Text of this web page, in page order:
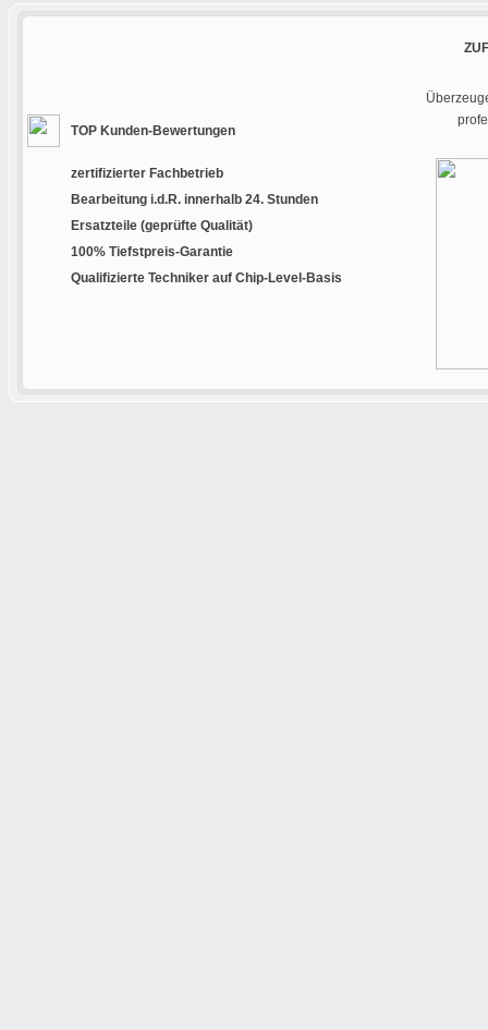
TOP Kunden-Bewertungen
zertifizierter Fachbetrieb
Bearbeitung i.d.R. innerhalb 24. Stunden
Ersatzteile (geprüfte Qualität)
100% Tiefstpreis-Garantie
Qualifizierte Techniker auf Chip-Level-Basis